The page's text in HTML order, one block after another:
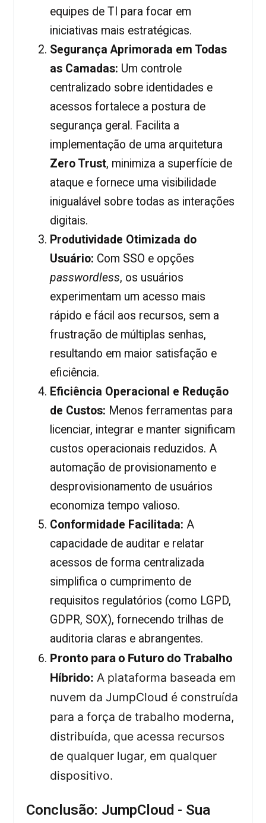
equipes de TI para focar em
iniciativas mais estratégicas.
Segurança Aprimorada em Todas
as Camadas: Um controle
centralizado sobre identidades e
acessos fortalece a postura de
segurança geral. Facilita a
implementação de uma arquitetura
Zero Trust, minimiza a superfície de
ataque e fornece uma visibilidade
inigualável sobre todas as interações
digitais.
Produtividade Otimizada do
Usuário: Com SSO e opções
passwordless, os usuários
experimentam um acesso mais
rápido e fácil aos recursos, sem a
frustração de múltiplas senhas,
resultando em maior satisfação e
eficiência.
Eficiência Operacional e Redução
de Custos: Menos ferramentas para
licenciar, integrar e manter significam
custos operacionais reduzidos. A
automação de provisionamento e
desprovisionamento de usuários
economiza tempo valioso.
Conformidade Facilitada: A
capacidade de auditar e relatar
acessos de forma centralizada
simplifica o cumprimento de
requisitos regulatórios (como LGPD,
GDPR, SOX), fornecendo trilhas de
auditoria claras e abrangentes.
Pronto para o Futuro do Trabalho
Híbrido: A plataforma baseada em
nuvem da JumpCloud é construída
para a força de trabalho moderna,
distribuída, que acessa recursos
de qualquer lugar, em qualquer
dispositivo.
Conclusão: JumpCloud - Sua